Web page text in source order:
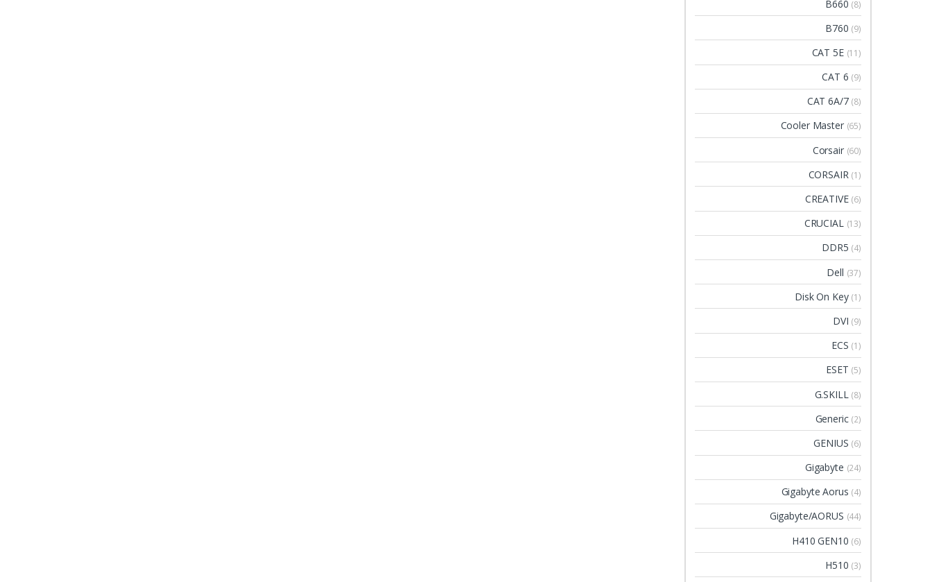
B660 (8)
B760 (9)
CAT 5E (11)
CAT 6 (9)
CAT 6A/7 (8)
Cooler Master (65)
Corsair (60)
CORSAIR (1)
CREATIVE (6)
CRUCIAL (13)
DDR5 (4)
Dell (37)
Disk On Key (1)
DVI (9)
ECS (1)
ESET (5)
G.SKILL (8)
Generic (2)
GENIUS (6)
Gigabyte (24)
Gigabyte Aorus (4)
Gigabyte/AORUS (44)
H410 GEN10 (6)
H510 (3)